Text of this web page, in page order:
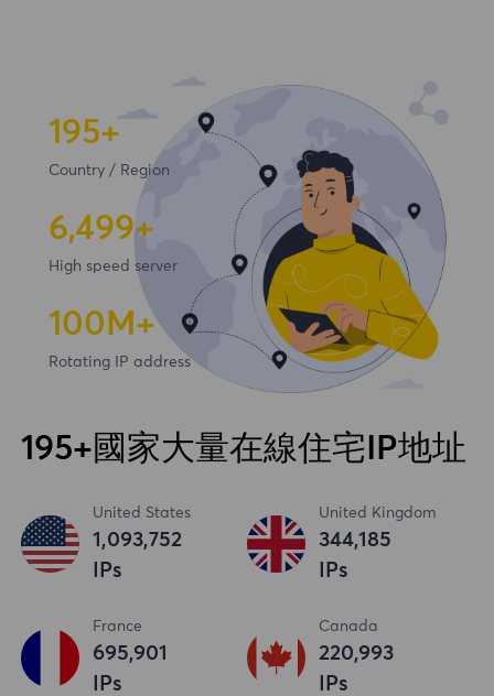
195+國家大量在線住宅IP地址
United States
1,093,753
IPs
United Kingdom
344,186
IPs
France
695,902
IPs
Canada
220,994
IPs
195+
Country / Region
6,500+
High speed server
100 M+
Rotating IP address